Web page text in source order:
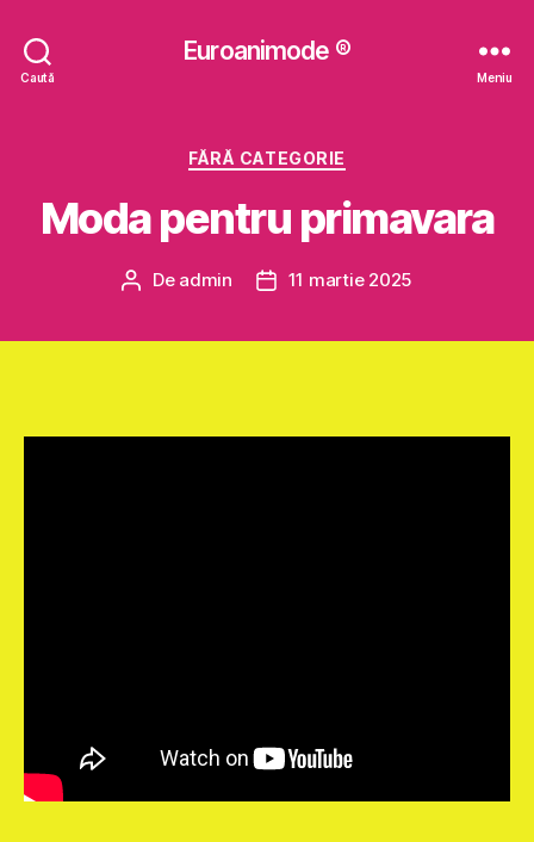
Caută
Euroanimode ®
Meniu
Categorii
FĂRĂ CATEGORIE
Moda pentru primavara
Autor
De admin
Dată11 martie 2025